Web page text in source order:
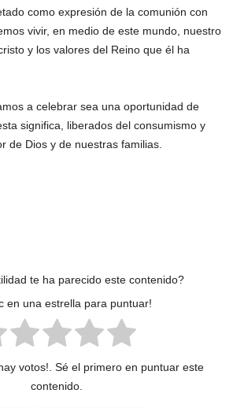
como expresión de la comunión con
vivir, en medio de este mundo, nuestro
y los valores del Reino que él ha
a celebrar sea una oportunidad de
significa, liberados del consumismo y
de Dios y de nuestras familias.
te ha parecido este contenido?
en una estrella para puntuar!
votos!. Sé el primero en puntuar este
contenido.